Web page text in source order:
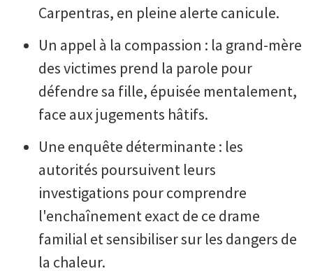
Carpentras, en pleine alerte canicule.
Un appel à la compassion : la grand-mère
des victimes prend la parole pour
défendre sa fille, épuisée mentalement,
face aux jugements hâtifs.
Une enquête déterminante : les
autorités poursuivent leurs
investigations pour comprendre
l'enchaînement exact de ce drame
familial et sensibiliser sur les dangers de
la chaleur.